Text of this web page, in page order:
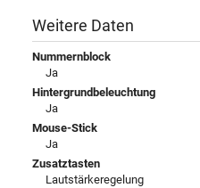
Weitere Daten
Nummernblock
Ja
Hintergrundbeleuchtung
Ja
Mouse-Stick
Ja
Zusatztasten
Lautstärkeregelung